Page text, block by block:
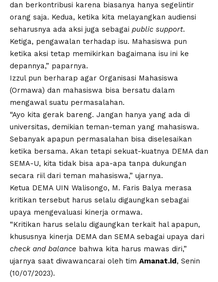
dan berkontribusi karena biasanya hanya segelintir
orang saja. Kedua, ketika kita melayangkan audiensi
seharusnya ada aksi juga sebagai public support.
Ketiga, pengawalan terhadap isu. Mahasiswa pun
ketika aksi tetap memikirkan bagaimana isu ini ke
depannya,” paparnya.
Izzul pun berharap agar Organisasi Mahasiswa
(Ormawa) dan mahasiswa bisa bersatu dalam
mengawal suatu permasalahan.
“Ayo kita gerak bareng. Jangan hanya yang ada di
universitas, demikian teman-teman yang mahasiswa.
Sebanyak apapun permasalahan bisa diselesaikan
ketika bersama. Akan tetapi sekuat-kuatnya DEMA dan
SEMA-U, kita tidak bisa apa-apa tanpa dukungan
secara riil dari teman mahasiswa,” ujarnya.
Ketua DEMA UIN Walisongo, M. Faris Balya merasa
kritikan tersebut harus selalu digaungkan sebagai
upaya mengevaluasi kinerja ormawa.
“Kritikan harus selalu digaungkan terkait hal apapun,
khususnya kinerja DEMA dan SEMA sebagai upaya dari
check and balance bahwa kita harus mawas diri,”
ujarnya saat diwawancarai oleh tim Amanat.id, Senin
(10/07/2023).